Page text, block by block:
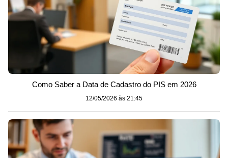
Como Saber a Data de Cadastro do PIS em 2026
12/05/2026 às 21:45